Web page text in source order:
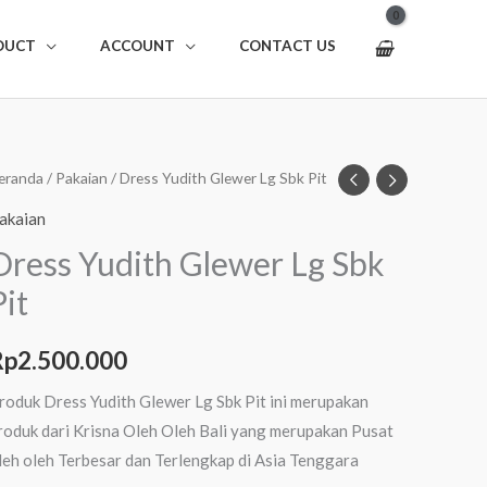
ACCOUNT CONTACT US
/ Pakaian / Dress Yudith Glewer Lg Sbk Pit
Yudith Glewer Lg Sbk
2.500.000
Dress Yudith Glewer Lg Sbk Pit ini merupakan
dari Krisna Oleh Oleh Bali yang merupakan Pusat
oleh Terbesar dan Terlengkap di Asia Tenggara